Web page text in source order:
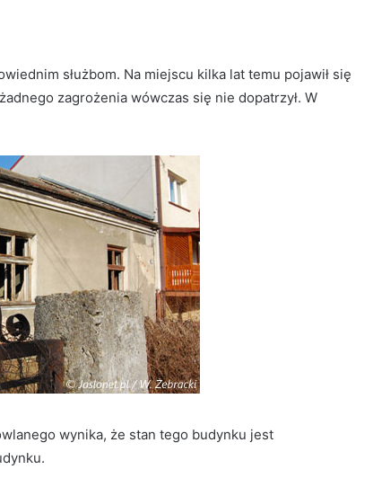
służbom. Na miejscu kilka lat temu pojawił się
zagrożenia wówczas się nie dopatrzył. W
wynika, że stan tego budynku jest